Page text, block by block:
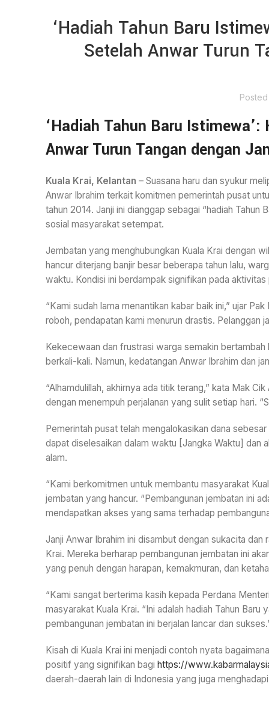
‘Hadiah Tahun Baru
Setelah Anwar Turun
‘Hadiah Tahun Baru
Anwar Turun Tangan dengan
Kuala Krai, Kelantan – Suasana haru dan syukur
Anwar Ibrahim terkait komitmen pemerintah pusat
tahun 2014. Janji ini dianggap sebagai “hadiah
sosial masyarakat setempat.
Jembatan yang menghubungkan Kuala Krai dengan
hancur diterjang banjir besar beberapa tahun lalu,
waktu. Kondisi ini berdampak signifikan pada
“Kami sudah lama menantikan kabar baik ini,” ujar
roboh, pendapatan kami menurun drastis. Pelanggan
Kekecewaan dan frustrasi warga semakin
berkali-kali. Namun, kedatangan Anwar Ibrahim dan
“Alhamdulillah, akhirnya ada titik terang,” kata Mak
dengan menempuh perjalanan yang sulit setiap hari.
Pemerintah pusat telah mengalokasikan dana
dapat diselesaikan dalam waktu [Jangka Waktu] dan
alam.
“Kami berkomitmen untuk membantu masyarakat
jembatan yang hancur. “Pembangunan jembatan ini
mendapatkan akses yang sama terhadap
Janji Anwar Ibrahim ini disambut dengan sukacita
Krai. Mereka berharap pembangunan jembatan ini
yang penuh dengan harapan, kemakmuran, dan
“Kami sangat berterima kasih kepada Perdana
masyarakat Kuala Krai. “Ini adalah hadiah Tahun
pembangunan jembatan ini berjalan lancar dan
Kisah di Kuala Krai ini menjadi contoh nyata
positif yang signifikan bagi https://
daerah-daerah lain di Indonesia yang juga